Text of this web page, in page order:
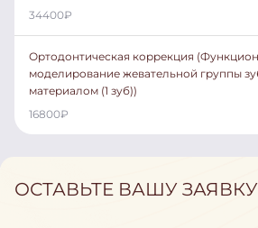
34400₽
Ортодонтическая коррекция
моделирование жевательной группы
материалом (1 зуб))
16800₽
ОСТАВЬТЕ ВАШУ